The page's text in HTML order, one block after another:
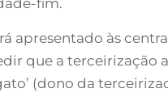
fim.
apresentado às
que a terceirização
(dono da